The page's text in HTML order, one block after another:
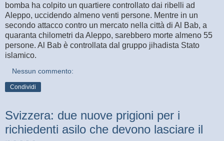
bomba ha colpito un quartiere controllato dai ribelli ad
Aleppo, uccidendo almeno venti persone. Mentre in un
secondo attacco contro un mercato nella città di Al Bab, a
quaranta chilometri da Aleppo, sarebbero morte almeno 55
persone. Al Bab è controllata dal gruppo jihadista Stato
islamico.
Nessun commento:
Condividi
Svizzera: due nuove prigioni per i
richiedenti asilo che devono lasciare il